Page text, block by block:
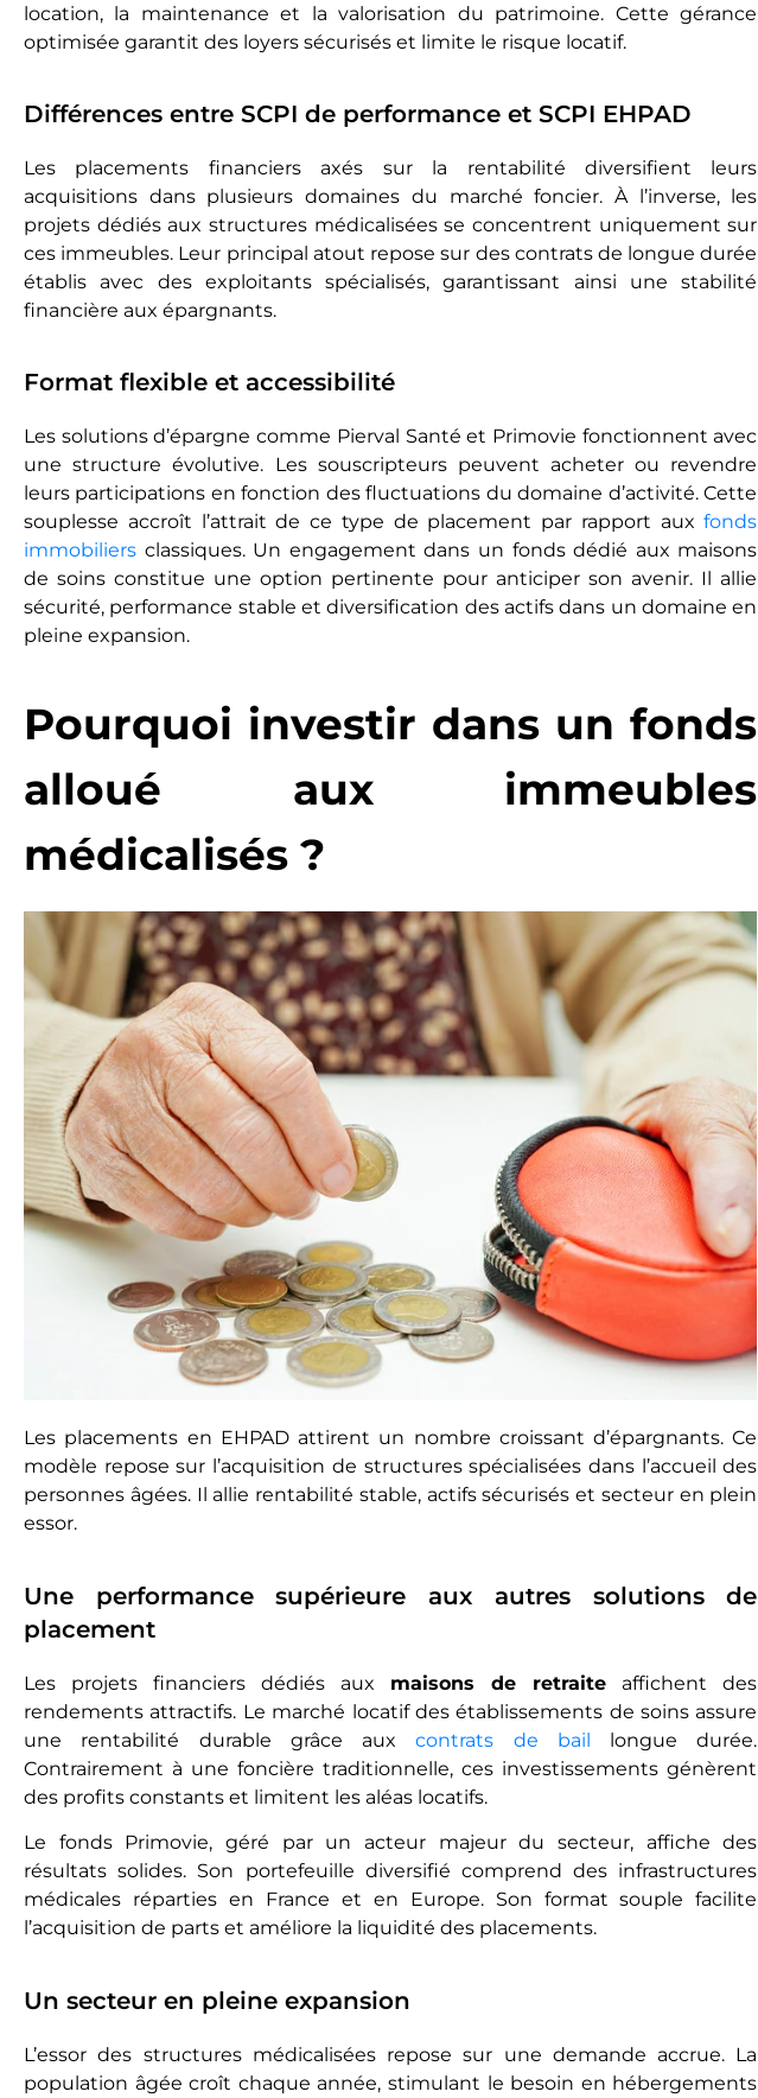
location, la maintenance et la valorisation du patrimoine. Cette gérance
optimisée garantit des loyers sécurisés et limite le risque locatif.
Différences entre SCPI de performance et SCPI EHPAD
Les placements financiers axés sur la rentabilité diversifient leurs
acquisitions dans plusieurs domaines du marché foncier. À l’inverse, les
projets dédiés aux structures médicalisées se concentrent uniquement sur
ces immeubles. Leur principal atout repose sur des contrats de longue durée
établis avec des exploitants spécialisés, garantissant ainsi une stabilité
financière aux épargnants.
Format flexible et accessibilité
Les solutions d’épargne comme Pierval Santé et Primovie fonctionnent avec
une structure évolutive. Les souscripteurs peuvent acheter ou revendre
leurs participations en fonction des fluctuations du domaine d’activité. Cette
souplesse accroît l’attrait de ce type de placement par rapport auxfonds
immobiliers classiques. Un engagement dans un fonds dédié aux maisons
de soins constitue une option pertinente pour anticiper son avenir. Il allie
sécurité, performance stable et diversification des actifs dans un domaine en
pleine expansion.
Pourquoi investir dans un fonds
alloué aux immeubles
médicalisés ?
Les placements en EHPAD attirent un nombre croissant d’épargnants. Ce
modèle repose sur l’acquisition de structures spécialisées dans l’accueil des
personnes âgées. Il allie rentabilité stable, actifs sécurisés et secteur en plein
essor.
Une performance supérieure aux autres solutions de
placement
Les projets financiers dédiés aux maisons de retraite affichent des
rendements attractifs. Le marché locatif des établissements de soins assure
une rentabilité durable grâce auxcontrats de bail longue durée.
Contrairement à une foncière traditionnelle, ces investissements génèrent
des profits constants et limitent les aléas locatifs.
Le fonds Primovie, géré par un acteur majeur du secteur, affiche des
résultats solides. Son portefeuille diversifié comprend des infrastructures
médicales réparties en France et en Europe. Son format souple facilite
l’acquisition de parts et améliore la liquidité des placements.
Un secteur en pleine expansion
L’essor des structures médicalisées repose sur une demande accrue. La
population âgée croît chaque année, stimulant le besoin en hébergements